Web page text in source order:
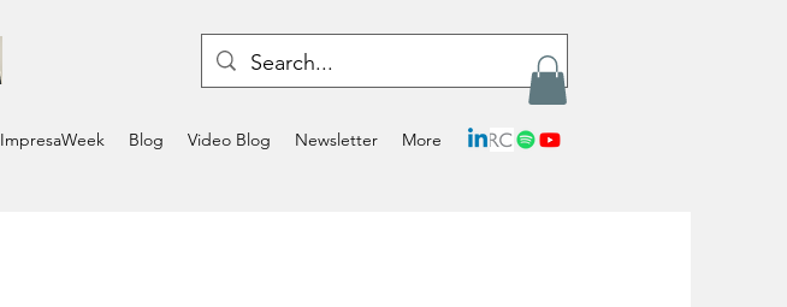
ImpresaWeek Blog Video Blog Newsletter More